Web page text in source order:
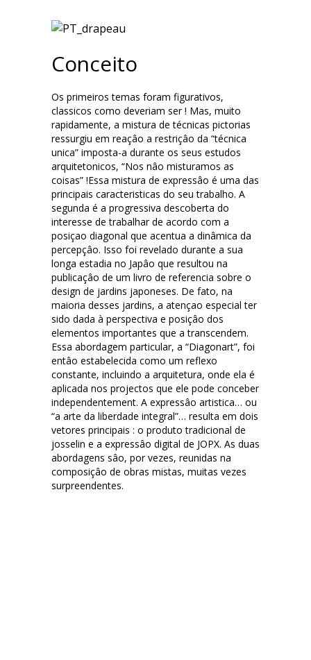
Conceito
Os primeiros temas foram figurativos,
classicos como deveriam ser ! Mas, muito
rapidamente, a mistura de técnicas pictorias
ressurgiu em reaçâo a restriçâo da “técnica
unica” imposta-a durante os seus estudos
arquitetonicos, “Nos nâo misturamos as
coisas” !Essa mistura de expressâo é uma das
principais caracteristicas do seu trabalho. A
segunda é a progressiva descoberta do
interesse de trabalhar de acordo com a
posiçao diagonal que acentua a dinâmica da
percepçâo. Isso foi revelado durante a sua
longa estadia no Japâo que resultou na
publicaçâo de um livro de referencia sobre o
design de jardins japoneses. De fato, na
maioria desses jardins, a atençao especial ter
sido dada à perspectiva e posiçâo dos
elementos importantes que a transcendem.
Essa abordagem particular, a “Diagonart”, foi
entâo estabelecida como um reflexo
constante, incluindo a arquitetura, onde ela é
aplicada nos projectos que ele pode conceber
independentement. A expressâo artistica… ou
“a arte da liberdade integral”… resulta em dois
vetores principais : o produto tradicional de
josselin e a expressâo digital de JOPX. As duas
abordagens sâo, por vezes, reunidas na
composiçâo de obras mistas, muitas vezes
surpreendentes.